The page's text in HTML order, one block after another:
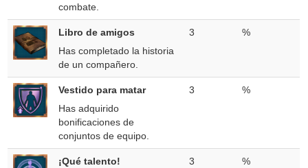
combate.
Libro de amigos
Has completado la historia
de un compañero.
3 %
Vestido para matar
Has adquirido
bonificaciones de
conjuntos de equipo.
3 %
¡Qué talento!
3 %